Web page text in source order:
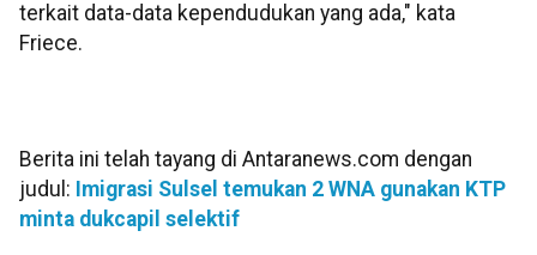
terkait data-data kependudukan yang ada," kata
Friece.
Berita ini telah tayang di Antaranews.com dengan
judul: Imigrasi Sulsel temukan 2 WNA gunakan KTP
minta dukcapil selektif